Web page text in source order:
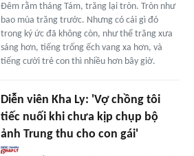
Đêm rằm tháng Tám, trăng lại tròn. Tròn như
bao mùa trăng trước. Nhưng có cái gì đó
trong ký ức đã không còn, như thể trăng xưa
sáng hơn, tiếng trống ếch vang xa hơn, và
tiếng cười trẻ con thì nhiều hơn bây giờ.
Diễn viên Kha Ly: 'Vợ chồng tôi
tiếc nuối khi chưa kịp chụp bộ
ảnh Trung thu cho con gái'